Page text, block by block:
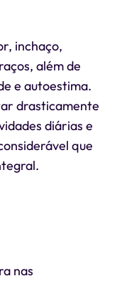
inchaço,
além de
e autoestima.
drasticamente
diárias e
que
nas